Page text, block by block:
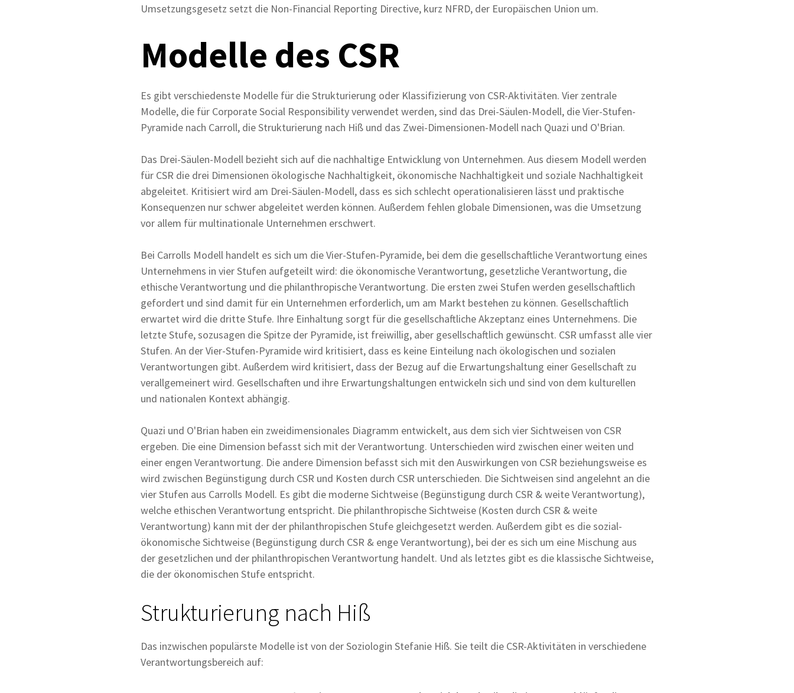
Umsetzungsgesetz setzt die Non-Financial Reporting Directive, kurz NFRD, der Europäischen Union um.
Modelle des CSR
Es gibt verschiedenste Modelle für die Strukturierung oder Klassifizierung von CSR-Aktivitäten. Vier zentrale
Modelle, die für Corporate Social Responsibility verwendet werden, sind das Drei-Säulen-Modell, die Vier-Stufen-
Pyramide nach Carroll, die Strukturierung nach Hiß und das Zwei-Dimensionen-Modell nach Quazi und O'Brian.
Das Drei-Säulen-Modell bezieht sich auf die nachhaltige Entwicklung von Unternehmen. Aus diesem Modell werden
für CSR die drei Dimensionen ökologische Nachhaltigkeit, ökonomische Nachhaltigkeit und soziale Nachhaltigkeit
abgeleitet. Kritisiert wird am Drei-Säulen-Modell, dass es sich schlecht operationalisieren lässt und praktische
Konsequenzen nur schwer abgeleitet werden können. Außerdem fehlen globale Dimensionen, was die Umsetzung
vor allem für multinationale Unternehmen erschwert.
Bei Carrolls Modell handelt es sich um die Vier-Stufen-Pyramide, bei dem die gesellschaftliche Verantwortung eines
Unternehmens in vier Stufen aufgeteilt wird: die ökonomische Verantwortung, gesetzliche Verantwortung, die
ethische Verantwortung und die philanthropische Verantwortung. Die ersten zwei Stufen werden gesellschaftlich
gefordert und sind damit für ein Unternehmen erforderlich, um am Markt bestehen zu können. Gesellschaftlich
erwartet wird die dritte Stufe. Ihre Einhaltung sorgt für die gesellschaftliche Akzeptanz eines Unternehmens. Die
letzte Stufe, sozusagen die Spitze der Pyramide, ist freiwillig, aber gesellschaftlich gewünscht. CSR umfasst alle vier
Stufen. An der Vier-Stufen-Pyramide wird kritisiert, dass es keine Einteilung nach ökologischen und sozialen
Verantwortungen gibt. Außerdem wird kritisiert, dass der Bezug auf die Erwartungshaltung einer Gesellschaft zu
verallgemeinert wird. Gesellschaften und ihre Erwartungshaltungen entwickeln sich und sind von dem kulturellen
und nationalen Kontext abhängig.
Quazi und O'Brian haben ein zweidimensionales Diagramm entwickelt, aus dem sich vier Sichtweisen von CSR
ergeben. Die eine Dimension befasst sich mit der Verantwortung. Unterschieden wird zwischen einer weiten und
einer engen Verantwortung. Die andere Dimension befasst sich mit den Auswirkungen von CSR beziehungsweise es
wird zwischen Begünstigung durch CSR und Kosten durch CSR unterschieden. Die Sichtweisen sind angelehnt an die
vier Stufen aus Carrolls Modell. Es gibt die moderne Sichtweise (Begünstigung durch CSR & weite Verantwortung),
welche ethischen Verantwortung entspricht. Die philanthropische Sichtweise (Kosten durch CSR & weite
Verantwortung) kann mit der der philanthropischen Stufe gleichgesetzt werden. Außerdem gibt es die sozial-
ökonomische Sichtweise (Begünstigung durch CSR & enge Verantwortung), bei der es sich um eine Mischung aus
der gesetzlichen und der philanthropischen Verantwortung handelt. Und als letztes gibt es die klassische Sichtweise,
die der ökonomischen Stufe entspricht.
Strukturierung nach Hiß
Das inzwischen populärste Modelle ist von der Soziologin Stefanie Hiß. Sie teilt die CSR-Aktivitäten in verschiedene
Verantwortungsbereich auf: